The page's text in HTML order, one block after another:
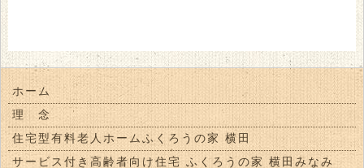
ホーム
理 念
住宅型有料老人ホームふくろうの家 横田
サービス付き高齢者向け住宅 ふくろうの家 横田みなみ